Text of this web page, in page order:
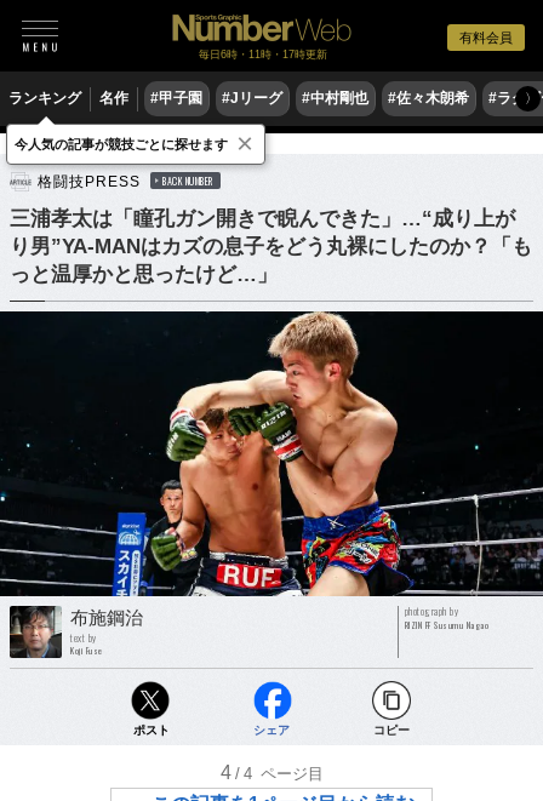
有料会員
毎日6時・11時・17時更新
ランキング 名作 #甲子園 #Jリーグ #中村剛也 #佐々木朗希 #ラグ〉
格闘技 その他
格闘技PRESS BACK NUMBER
三浦孝太は「瞳孔ガン開きで睨んできた」…“成り上が
り男”YA-MANはカズの息子をどう丸裸にしたのか？「も
っと温厚かと思ったけど…」
布施鋼治
text by
Koji Fuse
photograph by
RIZIN FF Susumu Nagao
ポスト シェア コピー
4 /4 ページ目
今人気の記事が競技ごとに探せます ×